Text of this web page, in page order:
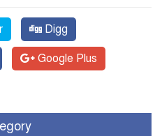
Digg
Google Plus